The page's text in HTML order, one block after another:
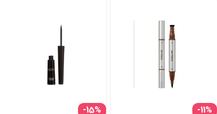
-11%
-15%